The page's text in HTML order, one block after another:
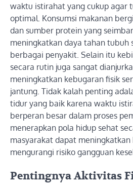
waktu istirahat yang cukup agar
optimal. Konsumsi makanan
dan sumber protein yang
meningkatkan daya tahan tubuh
berbagai penyakit. Selain itu
secara rutin juga sangat
meningkatkan kebugaran fisik
jantung. Tidak kalah penting
tidur yang baik karena waktu
berperan besar dalam proses
menerapkan pola hidup sehat
masyarakat dapat
mengurangi risiko gangguan
Pentingnya Aktivitas